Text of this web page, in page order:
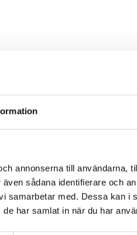
annonserna till användarna,
sådana identifierare och
samarbetar med. Dessa kan i
har samlat in när du har